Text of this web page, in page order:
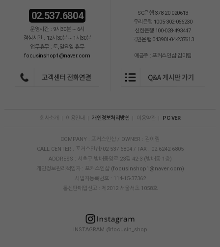
02.537.6804
운영시간 : 9시30분 ~ 6시
점심시간 : 12시30분 ~ 1시30분
업무휴무 : 토,일요일 휴무
focusinshop1@naver.com
SC은행 378-20-020613
우리은행 1005-302-066230
신한은행 100-028-493447
국민은행 043901-04-237613
예금주 : 포커스인샵 김이림
회사소개 | 이용안내 | 개인정보처리방침 | 이용약관 | PC VER
COMPANY : 포커스인샵 / OWNER : 김이림
CALL CENTER : 포커스인샵/02-537-6804 / FAX : 02-6242-6805
ADDRESS : 서초구 방배중앙로 23길 42-3 (방배동 1층)
개인정보관리책임자 : 포커스인샵 (focusinshop1@naver.com)
사업자등록번호 : 114-15-37362
통신판매업신고 : 제2012 서울서초 1058호
INSTAGRAM @focusin_shop